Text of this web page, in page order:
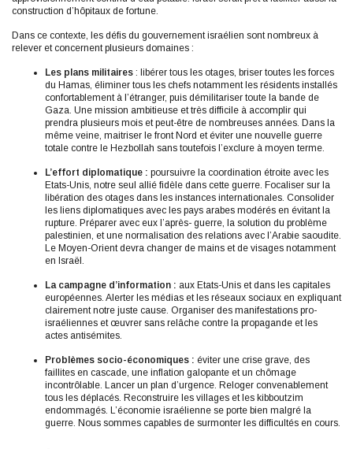
construction d’hôpitaux de fortune.
Dans ce contexte, les défis du gouvernement israélien sont nombreux à
relever et concernent plusieurs domaines :
Les plans militaires : libérer tous les otages, briser toutes les forces
du Hamas, éliminer tous les chefs notamment les résidents installés
confortablement à l’étranger, puis démilitariser toute la bande de
Gaza. Une mission ambitieuse et très difficile à accomplir qui
prendra plusieurs mois et peut-être de nombreuses années. Dans la
même veine, maitriser le front Nord et éviter une nouvelle guerre
totale contre le Hezbollah sans toutefois l’exclure à moyen terme.
L’effort diplomatique : poursuivre la coordination étroite avec les
Etats-Unis, notre seul allié fidèle dans cette guerre. Focaliser sur la
libération des otages dans les instances internationales. Consolider
les liens diplomatiques avec les pays arabes modérés en évitant la
rupture. Préparer avec eux l’après- guerre, la solution du problème
palestinien, et une normalisation des relations avec l’Arabie saoudite.
Le Moyen-Orient devra changer de mains et de visages notamment
en Israël.
La campagne d’information : aux Etats-Unis et dans les capitales
européennes. Alerter les médias et les réseaux sociaux en expliquant
clairement notre juste cause. Organiser des manifestations pro-
israéliennes et œuvrer sans relâche contre la propagande et les
actes antisémites.
Problèmes socio-économiques : éviter une crise grave, des
faillites en cascade, une inflation galopante et un chômage
incontrôlable. Lancer un plan d’urgence. Reloger convenablement
tous les déplacés. Reconstruire les villages et les kibboutzim
endommagés. L’économie israélienne se porte bien malgré la
guerre. Nous sommes capables de surmonter les difficultés en cours.